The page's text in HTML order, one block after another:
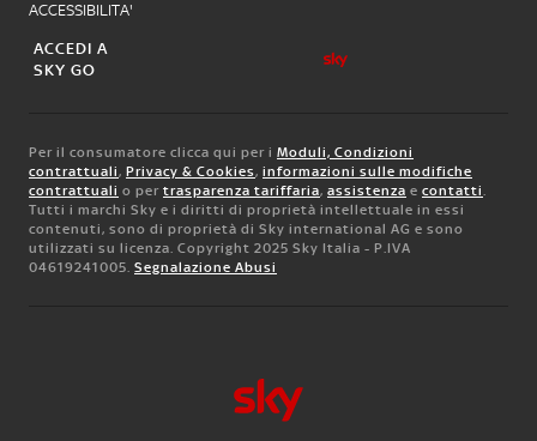
ACCESSIBILITA'
ACCEDI A
SKY GO
Per il consumatore clicca qui per i Moduli, Condizioni
contrattuali, Privacy & Cookies, informazioni sulle modifiche
contrattuali o per trasparenza tariffaria, assistenza e contatti.
Tutti i marchi Sky e i diritti di proprietà intellettuale in essi
contenuti, sono di proprietà di Sky international AG e sono
utilizzati su licenza. Copyright 2025 Sky Italia - P.IVA
04619241005. Segnalazione Abusi